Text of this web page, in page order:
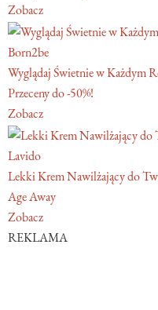
Zobacz
Born2be
Wyglądaj Świetnie w Każdym
Przeceny do -50%!
Zobacz
Lavido
Lekki Krem Nawilżający do
Age Away
Zobacz
REKLAMA